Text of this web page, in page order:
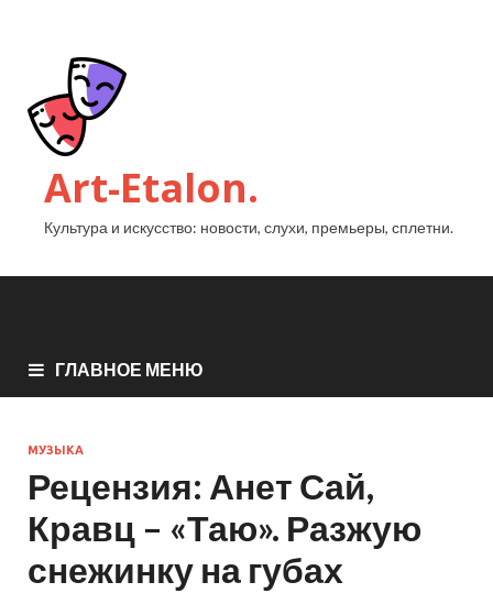
Art-Etalon.
Культура и искусство: новости, слухи, премьеры, сплетни.
ГЛАВНОЕ МЕНЮ
МУЗЫКА
Рецензия: Анет Сай,
Кравц – «Таю». Разжую
снежинку на губах